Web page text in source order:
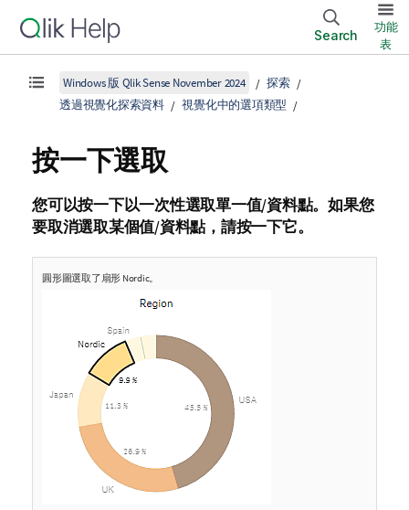
Search
功能
表
Windows 版 Qlik Sense November 2024
探索
透過視覺化探索資料
視覺化中的選項類型
按一下選取
您可以按一下以一次性選取單一值/資料點。如果您
要取消選取某個值/資料點，請按一下它。
圓形圖選取了扇形 Nordic。